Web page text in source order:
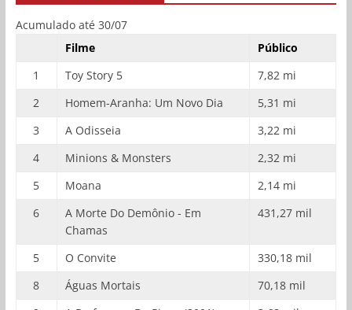
Acumulado até 30/07
Filme
Público
1
Toy Story 5
7,82 mi
2
Homem-Aranha: Um Novo Dia
5,31 mi
3
A Odisseia
3,22 mi
4
Minions & Monsters
2,32 mi
5
Moana
2,14 mi
6
A Morte Do Demônio - Em
Chamas
431,27 mil
5 O Convite
330,18 mil
8
Águas Mortais
70,18 mil